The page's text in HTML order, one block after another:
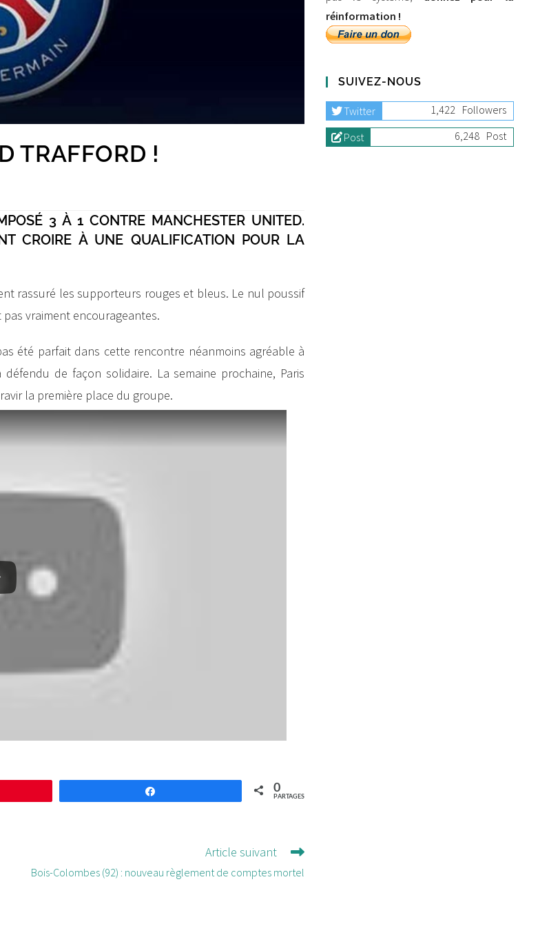
TRAFFORD !
3 À 1 CONTRE MANCHESTER UNITED.
CROIRE À UNE QUALIFICATION POUR LA
rassuré les supporteurs rouges et bleus. Le nul poussif
vraiment encourageantes.
été parfait dans cette rencontre néanmoins agréable à
de façon solidaire. La semaine prochaine, Paris
la première place du groupe.
0
PARTAGES
Article suivant
Bois-Colombes (92) : nouveau règlement de comptes mortel
réinformation !
SUIVEZ-NOUS
Twitter 1,422 Followers
Post
6,248 Post